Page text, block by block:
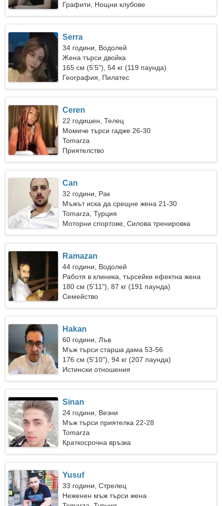
Графити, Нощни клубове
Serra
34 години, Водолей
Жена търси двойка
165 см (5'5"), 54 кг (119 паунда)
География, Пилатес
Ceren
22 годишен, Телец
Момиче търси гадже 26-30
Tomarza
Приятелство
Can
32 години, Рак
Мъжът иска да срещне жена 21-30
Tomarza, Турция
Моторни спортове, Силова тренировка
Ramazan
44 години, Водолей
Работя в клиника, търсейки ефектна жена
180 см (5'11"), 87 кг (191 паунда)
Семейство
Hakan
60 години, Лъв
Мъж търси старша дама 53-56
176 см (5'10"), 94 кг (207 паунда)
Истински отношения
Sinan
24 години, Везни
Мъж търси приятелка 22-28
Tomarza
Краткосрочна връзка
Yusuf
33 години, Стрелец
Неженен мъж търси жена